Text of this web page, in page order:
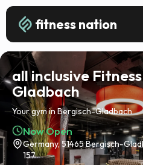
fitness nation
all inclusive
Gladbach
Your gym in Bergisch-Gladbach
Now Open
Germany, 51465 Bergisch-
157